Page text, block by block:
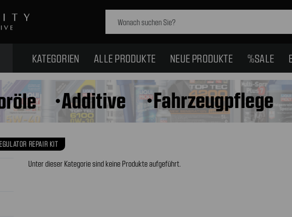
KATEGORIEN ALLE PRODUKTE NEUE PRODUKTE %SALE
REPAIR KIT
Unter dieser Kategorie sind keine Produkte aufgeführt.